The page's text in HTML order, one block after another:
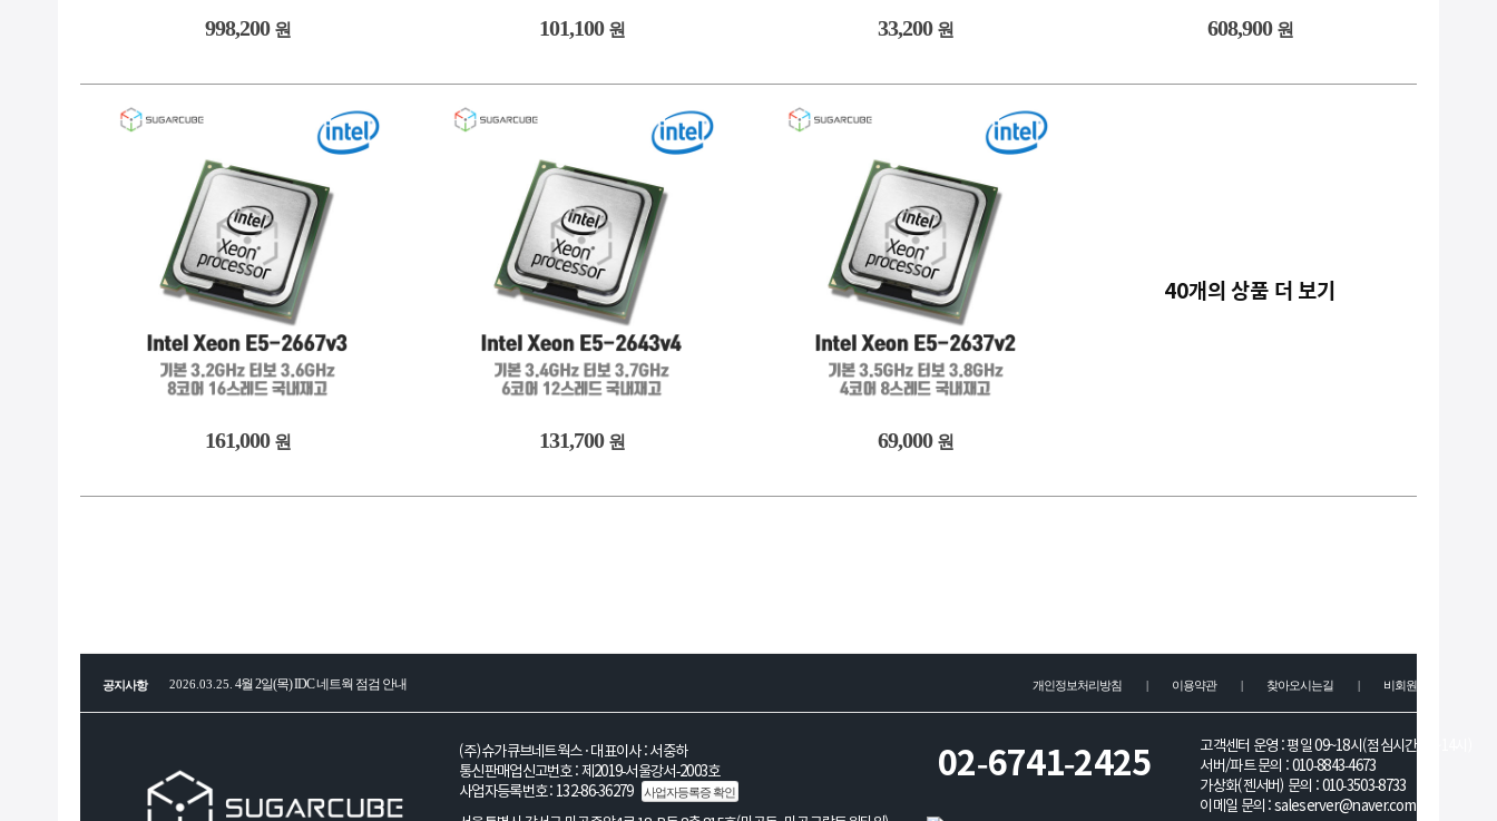
998,200 원 101,100 원 33,200 원 608,900 원
161,000 원 131,700 원 69,000 원
40개의 상품 더 보기
공지사항 2026.03.25. 4월 2일(목) IDC 네트웍 점검 안내
전세계 CPU, RAM, SSD, HDD, GPU 부품 공급 불안정 안내 참고
2026.01.08. 2026년 병오년(丙午年) 새해 복 많이 받으세요!
개인정보처리방침 | 이용약관 | 찾아오시는길 | 비회원문의
(주)슈가큐브네트웍스 · 대표이사 : 서중하
통신판매업신고번호 : 제2019-서울강서-2003호
사업자등록번호 : 132-86-36279
사업자등록증 확인
02-6741-2425
고객센터 운영 : 평일 09~18시(점심시간 13~14시)
서버/파트 문의 : 010-8843-4673
가상화(젠서버) 문의 : 010-3503-8733
이메일 문의 :saleserver@naver.com